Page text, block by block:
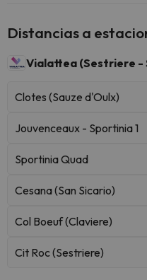
Distancias a
Vialattea (Sestriere -
Clotes (Sauze d'Oulx)
Jouvenceaux - Sportinia 1
Sportinia Quad
Cesana (San Sicario)
Col Boeuf (Claviere)
Cit Roc (Sestriere)